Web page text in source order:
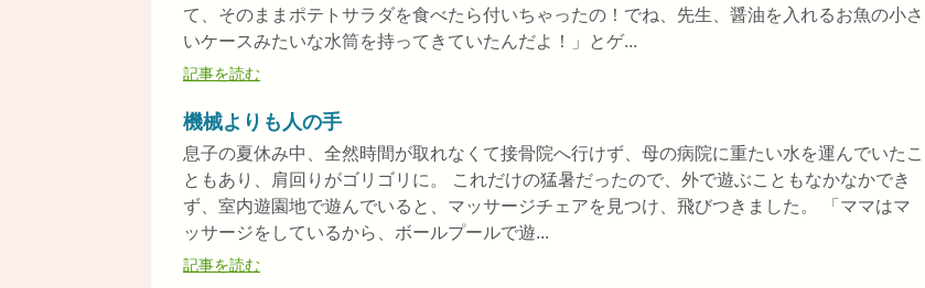
て、そのままポテトサラダを食べたら付いちゃったの！でね、先生、醤油を入れるお魚の小さ
いケースみたいな水筒を持ってきていたんだよ！」とゲ...
記事を読む
機械よりも人の手
息子の夏休み中、全然時間が取れなくて接骨院へ行けず、母の病院に重たい水を運んでいたこ
ともあり、肩回りがゴリゴリに。 これだけの猛暑だったので、外で遊ぶこともなかなかでき
ず、室内遊園地で遊んでいると、マッサージチェアを見つけ、飛びつきました。 「ママはマ
ッサージをしているから、ボールプールで遊...
記事を読む